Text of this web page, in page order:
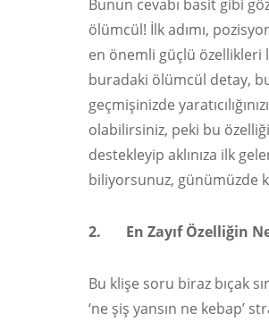
Bunun cevabı basit gibi
ölümcül! İlk adımı,
en önemli güçlü özellikleri
buradaki ölümcül detay,
geçmişinizde
olabilirsiniz, peki bu
destekleyip aklınıza ilk
biliyorsunuz, günümüzde
2. En Zayıf Özelliğin
Bu klişe soru biraz bıçak
‘ne şiş yansın ne kebap’